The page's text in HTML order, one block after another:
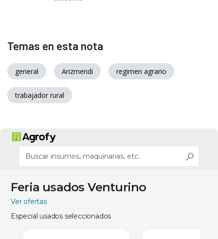
Temas en esta nota
general Arizmendi regimen agrario
trabajador rural
Feria usados Venturino
Ver ofertas
Especial usados seleccionados